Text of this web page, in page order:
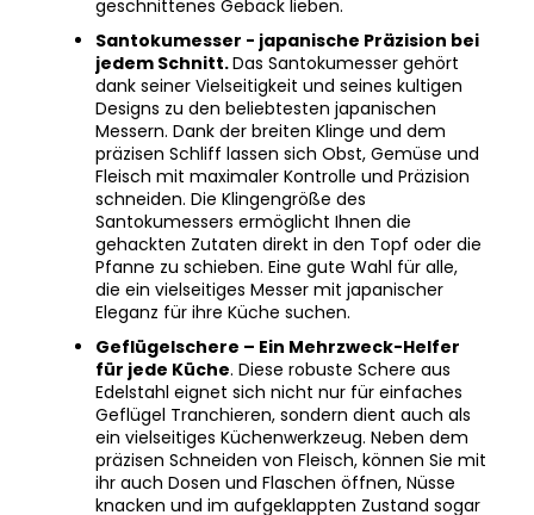
Santokumesser - japanische Präzision bei
jedem Schnitt.Das Santokumesser gehört
dank seiner Vielseitigkeit und seines kultigen
Designs zu den beliebtesten japanischen
Messern. Dank der breiten Klinge und dem
präzisen Schliff lassen sich Obst, Gemüse und
Fleisch mit maximaler Kontrolle und Präzision
schneiden. Die Klingengröße des
Santokumessers ermöglicht Ihnen die
gehackten Zutaten direkt in den Topf oder die
Pfanne zu schieben. Eine gute Wahl für alle,
die ein vielseitiges Messer mit japanischer
Eleganz für ihre Küche suchen.
Geflügelschere – Ein Mehrzweck-Helfer
für jede Küche. Diese robuste Schere aus
Edelstahl eignet sich nicht nur für einfaches
Geflügel Tranchieren, sondern dient auch als
ein vielseitiges Küchenwerkzeug. Neben dem
präzisen Schneiden von Fleisch, können Sie mit
ihr auch Dosen und Flaschen öffnen, Nüsse
knacken und im aufgeklappten Zustand sogar
Kartoffeln schälen.